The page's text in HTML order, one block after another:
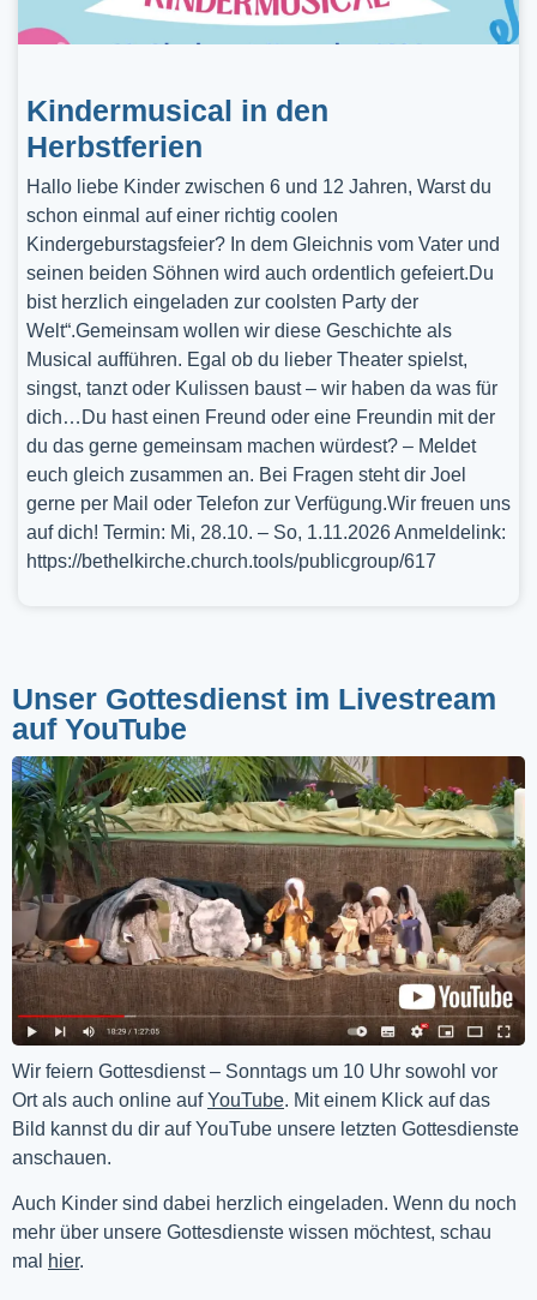
Kindermusical in den
Herbstferien
Hallo liebe Kinder zwischen 6 und 12 Jahren, Warst du
schon einmal auf einer richtig coolen
Kindergeburstagsfeier? In dem Gleichnis vom Vater und
seinen beiden Söhnen wird auch ordentlich gefeiert.Du
bist herzlich eingeladen zur coolsten Party der
Welt“.Gemeinsam wollen wir diese Geschichte als
Musical aufführen. Egal ob du lieber Theater spielst,
singst, tanzt oder Kulissen baust – wir haben da was für
dich…Du hast einen Freund oder eine Freundin mit der
du das gerne gemeinsam machen würdest? – Meldet
euch gleich zusammen an. Bei Fragen steht dir Joel
gerne per Mail oder Telefon zur Verfügung.Wir freuen uns
auf dich! Termin: Mi, 28.10. – So, 1.11.2026 Anmeldelink:
https://bethelkirche.church.tools/publicgroup/617
Unser Gottesdienst im Livestream
auf YouTube
Wir feiern Gottesdienst – Sonntags um 10 Uhr sowohl vor
Ort als auch online auf YouTube. Mit einem Klick auf das
Bild kannst du dir auf YouTube unsere letzten Gottesdienste
anschauen.
Auch Kinder sind dabei herzlich eingeladen. Wenn du noch
mehr über unsere Gottesdienste wissen möchtest, schau
mal
hier.